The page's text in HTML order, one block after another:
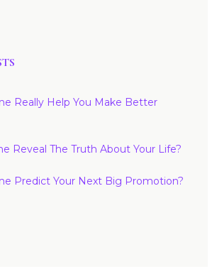
Really Help You Make Better
Reveal The Truth About Your Life?
Predict Your Next Big Promotion?